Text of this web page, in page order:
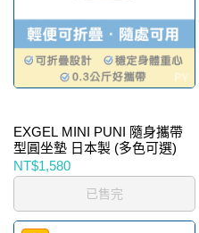
EXGEL MINI PUNI 隨身攜帶
型圓坐墊 日本製 (多色可選)
NT$1,580
已售完